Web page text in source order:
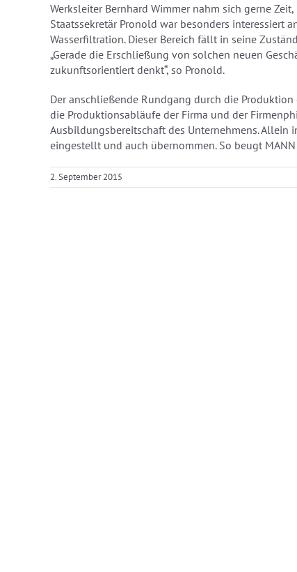
Werksleiter Bernhard Wimmer nahm sich gerne
Staatssekretär Pronold war besonders interessiert
Wasserfiltration. Dieser Bereich fällt in seine
„Gerade die Erschließung von solchen neuen
zukunftsorientiert denkt“, so Pronold.
Der anschließende Rundgang durch die
die Produktionsabläufe der Firma und der
Ausbildungsbereitschaft des Unternehmens.
eingestellt und auch übernommen. So beugt
2. September 2015